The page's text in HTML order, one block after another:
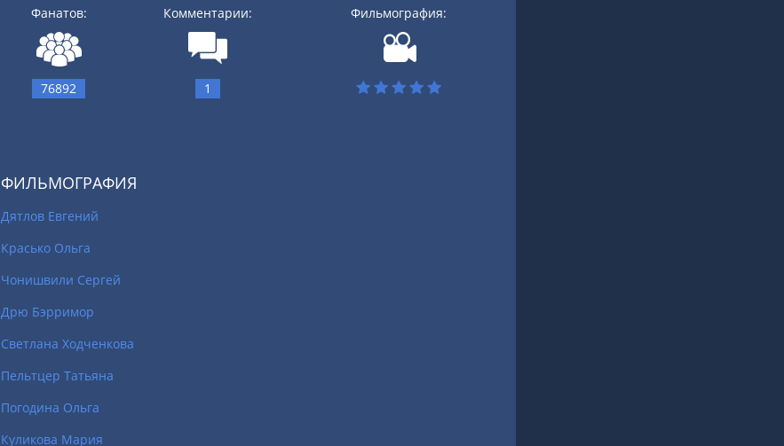
Фанатов:
76892
Комментарии:
1
Фильмография:
ФИЛЬМОГРАФИЯ
Дятлов Евгений
Красько Ольга
Чонишвили Сергей
Дрю Бэрримор
Светлана Ходченкова
Пельтцер Татьяна
Погодина Ольга
Куликова Мария